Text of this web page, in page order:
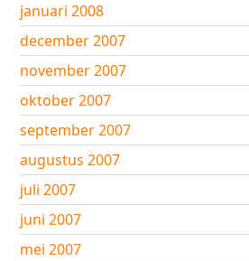
januari 2008
december 2007
november 2007
oktober 2007
september 2007
augustus 2007
juli 2007
juni 2007
mei 2007